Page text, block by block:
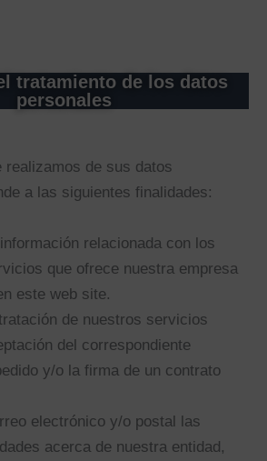
tratamiento de los datos
personales
realizamos de sus datos
a las siguientes finalidades:
relacionada con los
que ofrece nuestra empresa
este web site.
de nuestros servicios
del correspondiente
y/o la firma de un contrato
electrónico y/o postal las
acerca de nuestra entidad,